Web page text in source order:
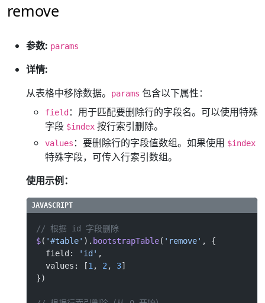
remove
参数: params
详情:
从表格中移除数据。
params 包含以下属性：
field ：用于匹配要删除行的字段名。可以使用特殊
字段 $index 按行索引删除。
values ：要删除行的字段值数组。如果使用 $index
特殊字段，可传入行索引数组。
使用示例：
// 根据 id 字段删除
$( '#table' ). bootstrapTable( 'remove' , {
  field:
'id' ,
  values: [
1 , 2 , 3]
})